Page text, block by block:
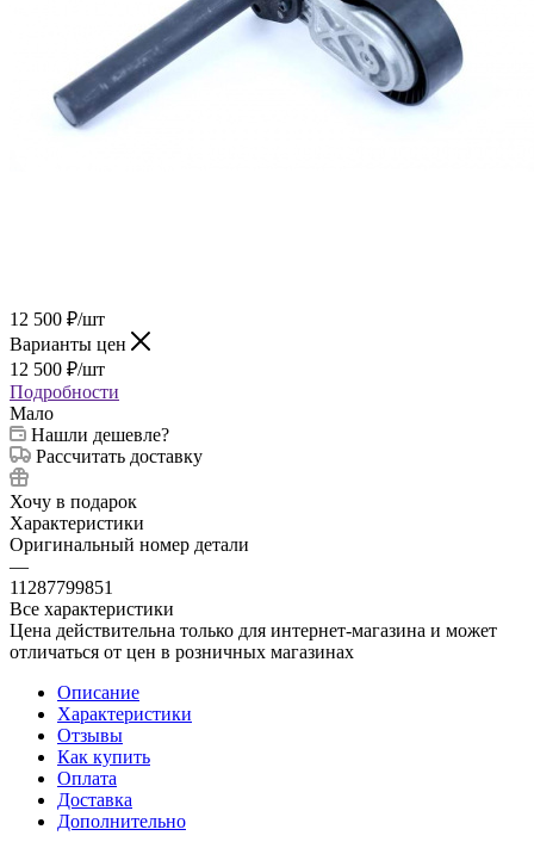
12 500 ₽/шт
Варианты цен
12 500 ₽/шт
Подробности
Мало
Нашли дешевле?
Рассчитать доставку
Хочу в подарок
Характеристики
Оригинальный номер детали
—
11287799851
Все характеристики
Цена действительна только для интернет-магазина и может
отличаться от цен в розничных магазинах
Описание
Характеристики
Отзывы
Как купить
Оплата
Доставка
Дополнительно